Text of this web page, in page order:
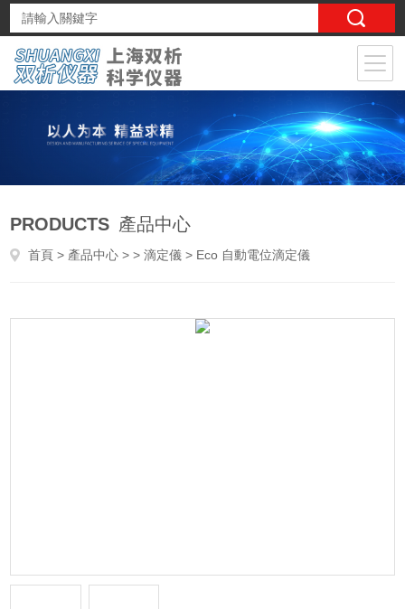
PRODUCTS 產品中心
首頁 > 產品中心 > >滴定儀 > Eco 自動電位滴定儀